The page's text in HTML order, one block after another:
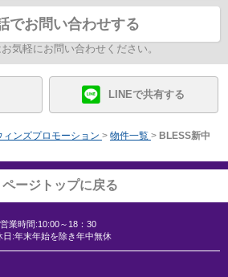
でお問い合わせする
気軽にお問い合わせください。
LINEで共有する
ンズプロモーション > 物件一覧 > BLESS新中
ページトップに戻る
営業時間:10:00～18：30
日:年末年始を除き年中無休